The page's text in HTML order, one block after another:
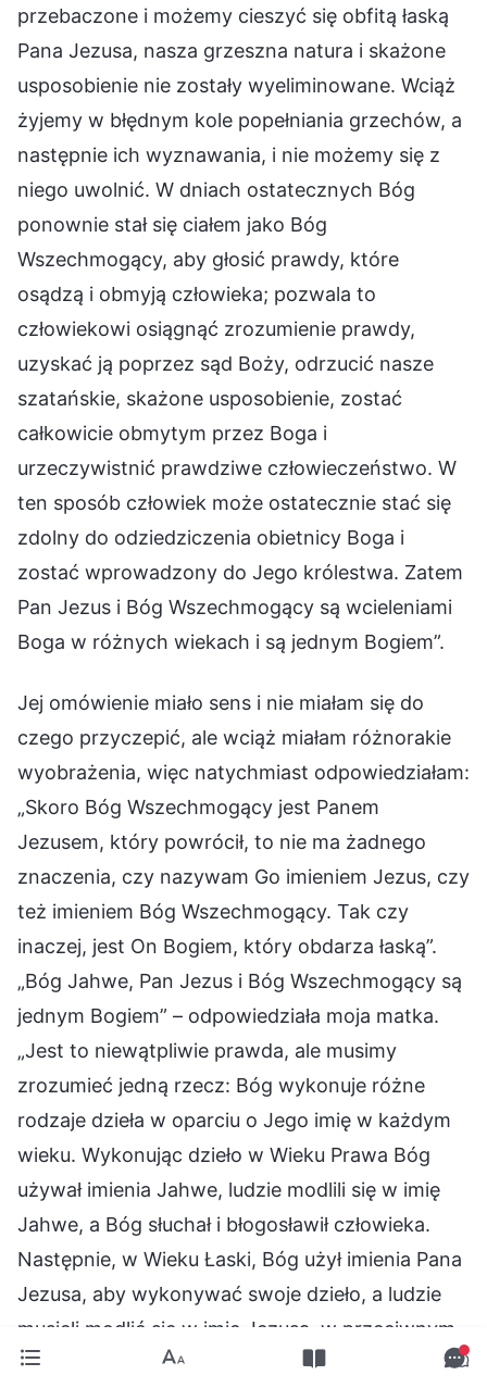
przebaczone i możemy cieszyć się obfitą łaską
Pana Jezusa, nasza grzeszna natura i skażone
usposobienie nie zostały wyeliminowane. Wciąż
żyjemy w błędnym kole popełniania grzechów, a
następnie ich wyznawania, i nie możemy się z
niego uwolnić. W dniach ostatecznych Bóg
ponownie stał się ciałem jako Bóg
Wszechmogący, aby głosić prawdy, które
osądzą i obmyją człowieka; pozwala to
człowiekowi osiągnąć zrozumienie prawdy,
uzyskać ją poprzez sąd Boży, odrzucić nasze
szatańskie, skażone usposobienie, zostać
całkowicie obmytym przez Boga i
urzeczywistnić prawdziwe człowieczeństwo. W
ten sposób człowiek może ostatecznie stać się
zdolny do odziedziczenia obietnicy Boga i
zostać wprowadzony do Jego królestwa. Zatem
Pan Jezus i Bóg Wszechmogący są wcieleniami
Boga w różnych wiekach i są jednym Bogiem”.
Jej omówienie miało sens i nie miałam się do
czego przyczepić, ale wciąż miałam różnorakie
wyobrażenia, więc natychmiast odpowiedziałam:
„Skoro Bóg Wszechmogący jest Panem
Jezusem, który powrócił, to nie ma żadnego
znaczenia, czy nazywam Go imieniem Jezus, czy
też imieniem Bóg Wszechmogący. Tak czy
inaczej, jest On Bogiem, który obdarza łaską”.
„Bóg Jahwe, Pan Jezus i Bóg Wszechmogący są
jednym Bogiem” – odpowiedziała moja matka.
„Jest to niewątpliwie prawda, ale musimy
zrozumieć jedną rzecz: Bóg wykonuje różne
rodzaje dzieła w oparciu o Jego imię w każdym
wieku. Wykonując dzieło w Wieku Prawa Bóg
używał imienia Jahwe, ludzie modlili się w imię
Jahwe, a Bóg słuchał i błogosławił człowieka.
Następnie, w Wieku Łaski, Bóg użył imienia Pana
Jezusa, aby wykonywać swoje dzieło, a ludzie
musieli modlić się w imię Jezusa, w przeciwnym
razie ich grzechy nie byłyby wybaczone ani nie